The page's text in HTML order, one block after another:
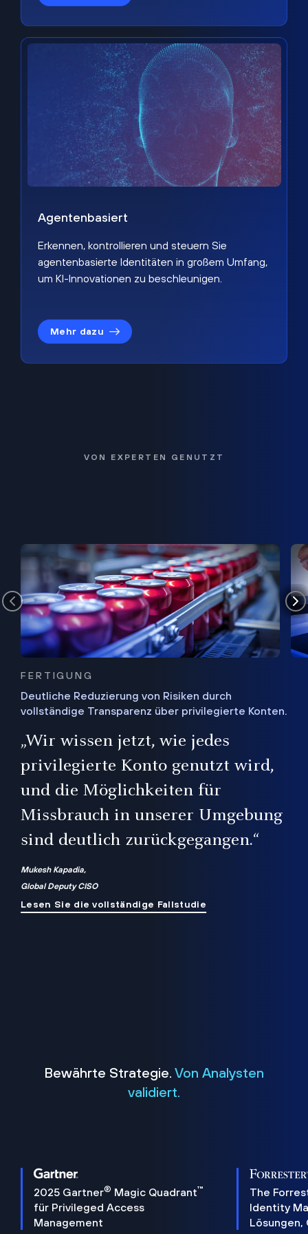
Agentenbasiert
Erkennen, kontrollieren und steuern Sie
agentenbasierte Identitäten in großem Umfang,
um KI-Innovationen zu beschleunigen.
Mehr dazu
VON EXPERTEN GENUTZT
FERTIGUNG
Deutliche Reduzierung von Risiken durch
vollständige Transparenz über privilegierte Konten.
„Wir wissen jetzt, wie jedes
privilegierte Konto genutzt wird,
und die Möglichkeiten für
Missbrauch in unserer Umgebung
sind deutlich zurückgegangen.“
Mukesh Kapadia,
Global Deputy CISO
Lesen Sie die vollständige Fallstudie
Bewährte Strategie. Von Analysten
validiert.
2025 Gartner® Magic Quadrant™
für Privileged Access
Management
The
Identity
Lösungen,